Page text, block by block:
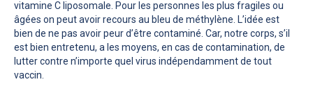
vitamine C liposomale. Pour les personnes les plus fragiles ou
âgées on peut avoir recours au bleu de méthylène. L’idée est
bien de ne pas avoir peur d’être contaminé. Car, notre corps, s’il
est bien entretenu, a les moyens, en cas de contamination, de
lutter contre n’importe quel virus indépendamment de tout
vaccin.